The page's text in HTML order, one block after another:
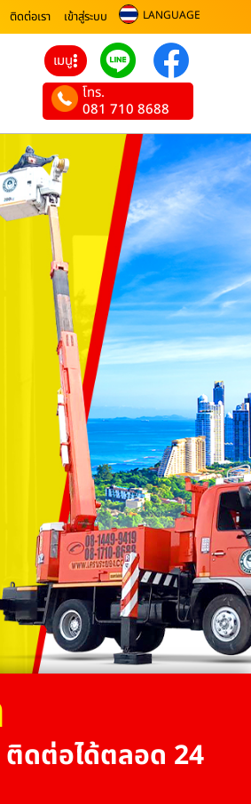
ติดต่อเรา เข้าสู่ระบบ LANGUAGE
เมนู
โทร.
081 710 8688
ติดต่อได้ตลอด 24